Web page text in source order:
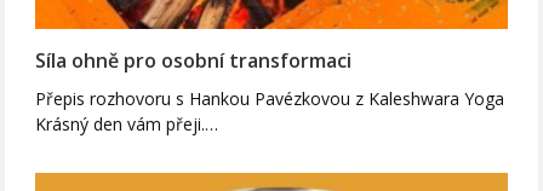
Síla ohně pro osobní transformaci
Přepis rozhovoru s Hankou Pavézkovou z Kaleshwara Yoga
Krásný den vám přeji.…